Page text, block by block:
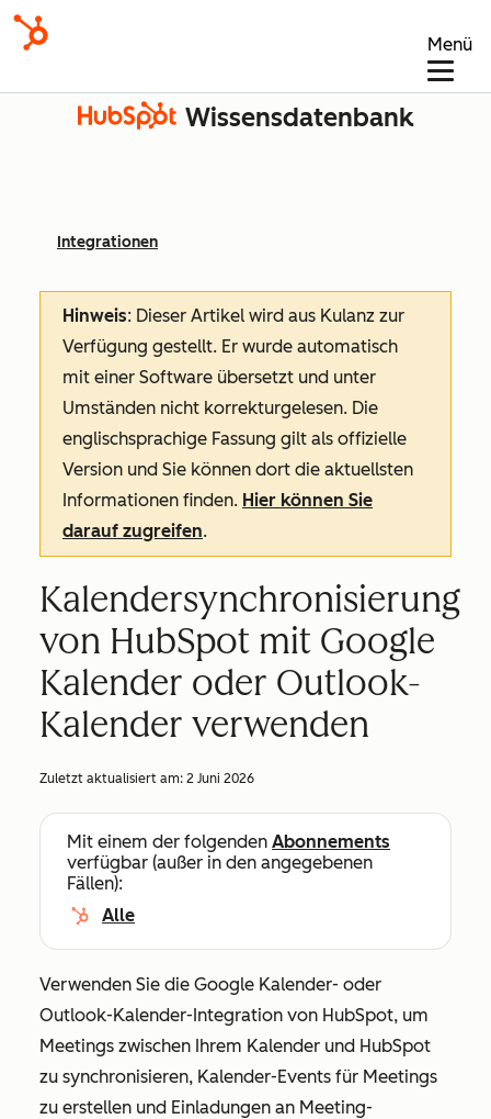
Menü
Wissensdatenbank
Integrationen
Hinweis: Dieser Artikel wird aus Kulanz zur
Verfügung gestellt. Er wurde automatisch
mit einer Software übersetzt und unter
Umständen nicht korrekturgelesen. Die
englischsprachige Fassung gilt als offizielle
Version und Sie können dort die aktuellsten
Informationen finden. Hier können Sie
darauf zugreifen.
Kalendersynchronisierung
von HubSpot mit Google
Kalender oder Outlook-
Kalender verwenden
Zuletzt aktualisiert am: 2 Juni 2026
Mit einem der folgenden Abonnements
verfügbar (außer in den angegebenen
Fällen):
Alle
Verwenden Sie die Google Kalender- oder
Outlook-Kalender-Integration von HubSpot, um
Meetings zwischen Ihrem Kalender und HubSpot
zu synchronisieren, Kalender-Events für Meetings
zu erstellen und Einladungen an Meeting-